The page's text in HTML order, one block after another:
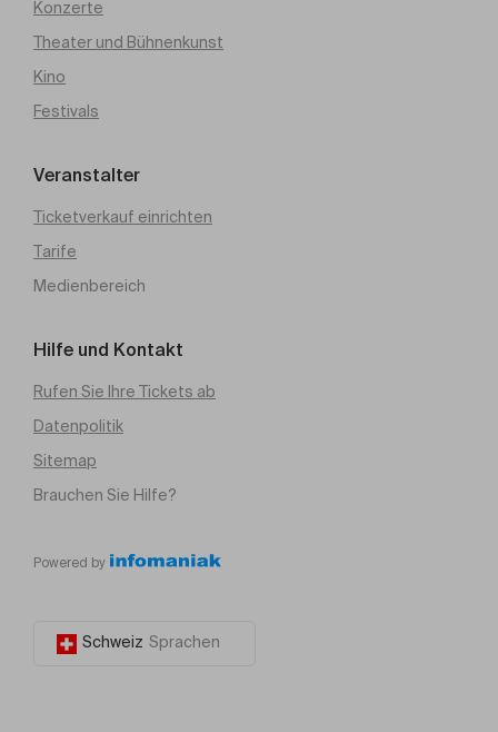
Konzerte
Theater und Bühnenkunst
Kino
Festivals
Veranstalter
Ticketverkauf einrichten
Tarife
Medienbereich
Hilfe und Kontakt
Rufen Sie Ihre Tickets ab
Datenpolitik
Sitemap
Brauchen Sie Hilfe?
Powered by
Schweiz Sprachen